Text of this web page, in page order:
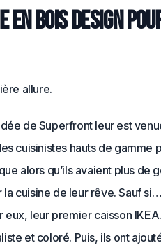
en bois design
allure.
de Superfront leur est
cuisinistes hauts de gamme
alors qu’ils avaient plus de
cuisine de leur rêve. Sauf si…
eux, leur premier caisson
et coloré. Puis, ils ont